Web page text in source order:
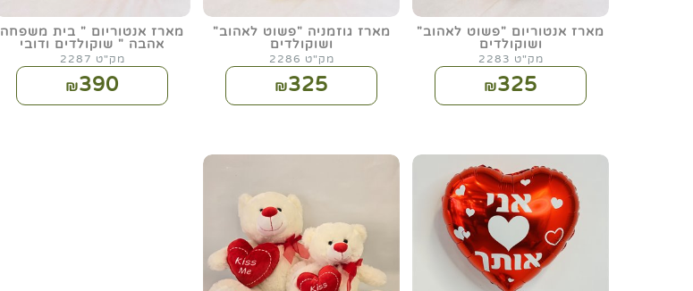
מארז אנטוריום "פשוט לאהוב"
ושוקולדים
מק"ט 2283
₪325
מארז גוזמניה "פשוט לאהוב"
ושוקולדים
מק"ט 2286
₪325
מארז אנטוריום " בית משפחה
אהבה " שוקולדים ודובי
מק"ט 2287
₪390